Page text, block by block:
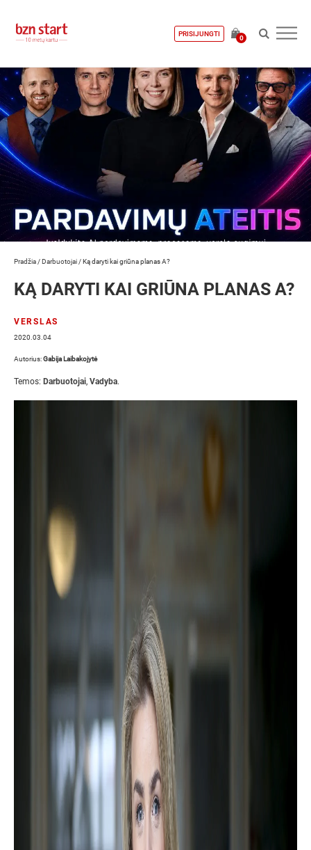
PRISIJUNGTI
0
Pradžia /Darbuotojai /Ką daryti kai griūna planas A?
KĄ DARYTI KAI GRIŪNA PLANAS A?
VERSLAS
2020.03.04
Autorius:Gabija Laibakojytė
Temos: Darbuotojai, Vadyba.